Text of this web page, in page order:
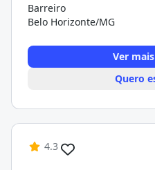
Barreiro
Belo Horizonte/MG
Ver
Quero
4.3